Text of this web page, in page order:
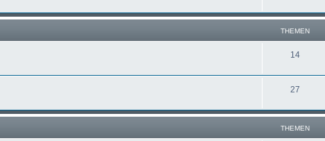
THEMEN
14
27
THEMEN